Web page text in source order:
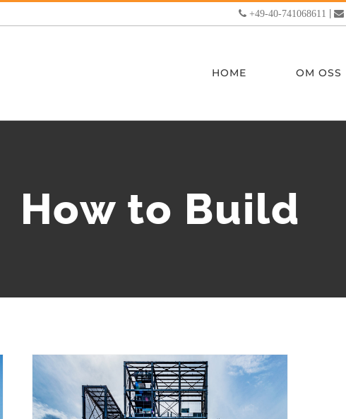
+49-40-741068611 |
HOME OM OSS
How to Build